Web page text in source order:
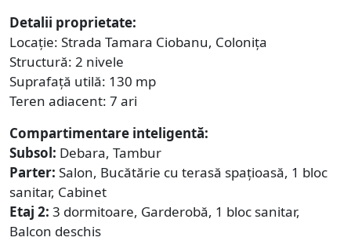
Detalii proprietate:
Locație: Strada Tamara Ciobanu, Colonița
Structură: 2 nivele
Suprafață utilă: 130 mp
Teren adiacent: 7 ari
Compartimentare inteligentă:
Subsol: Debara, Tambur
Parter: Salon, Bucătărie cu terasă spațioasă, 1 bloc
sanitar, Cabinet
Etaj 2: 3 dormitoare, Garderobă, 1 bloc sanitar,
Balcon deschis